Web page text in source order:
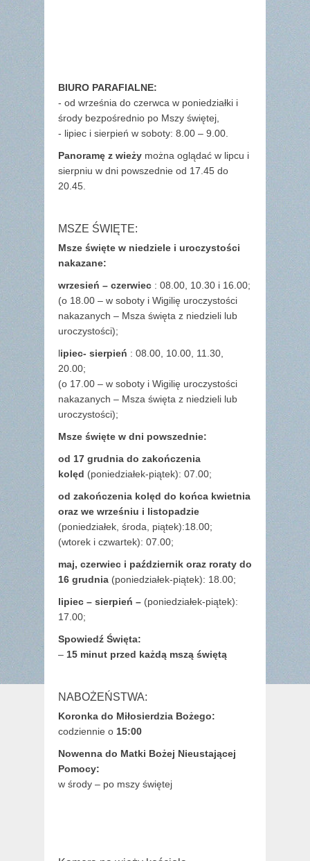
BIURO PARAFIALNE:
- od września do czerwca w poniedziałki i
środy bezpośrednio po Mszy świętej,
- lipiec i sierpień w soboty: 8.00 – 9.00.
Panoramę z wieży można oglądać w lipcu i
sierpniu w dni powszednie od 17.45 do
20.45.
MSZE ŚWIĘTE:
Msze święte w niedziele i uroczystości
nakazane:
wrzesień – czerwiec : 08.00, 10.30 i 16.00;
(o 18.00 – w soboty i Wigilię uroczystości
nakazanych – Msza święta z niedzieli lub
uroczystości);
lipiec- sierpień : 08.00, 10.00, 11.30,
20.00;
(o 17.00 – w soboty i Wigilię uroczystości
nakazanych – Msza święta z niedzieli lub
uroczystości);
Msze święte w dni powszednie:
od 17 grudnia do zakończenia
kolęd (poniedziałek-piątek): 07.00;
od zakończenia kolęd do końca kwietnia
oraz we wrześniu i listopadzie
(poniedziałek, środa, piątek):18.00;
(wtorek i czwartek): 07.00;
maj, czerwiec i październik oraz roraty do
16 grudnia (poniedziałek-piątek): 18.00;
lipiec – sierpień – (poniedziałek-piątek):
17.00;
Spowiedź Święta:
– 15 minut przed każdą mszą świętą
NABOŻEŃSTWA:
Koronka do Miłosierdzia Bożego:
codziennie o 15:00
Nowenna do Matki Bożej Nieustającej
Pomocy:
w środy – po mszy świętej